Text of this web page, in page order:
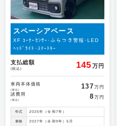
スペーシアベース
XF ｺｰﾅｰｾﾝｻｰ･ふらつき警報･LED
ﾍｯﾄﾞﾗｲﾄ･ｽﾏｰﾄｷｰ
支払総額
(税込) 145 万円
車両本体価格
(税込) 137 万円
諸費用
(税込) 8 万円
年式 2025年（令和7年）
車検 2027年（令和9年）5月